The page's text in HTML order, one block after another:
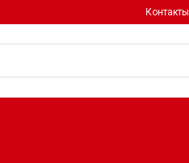
Контакты